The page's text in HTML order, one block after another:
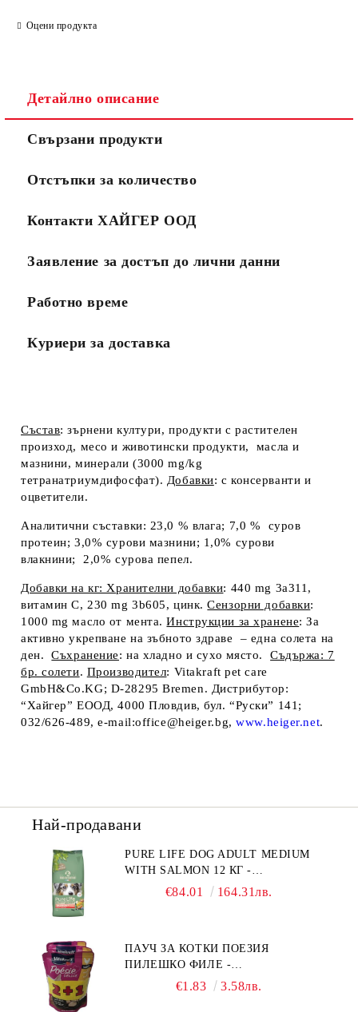
Оцени продукта
Детайлно описание
Свързани продукти
Отстъпки за количество
Контакти ХАЙГЕР ООД
Заявление за достъп до лични данни
Работно време
Куриери за доставка
Състав: зърнени култури, продукти с растителен
произход, месо и животински продукти, масла и
мазнини, минерали (3000 mg/kg
тетранатриумдифосфат). Добавки: с консерванти и
оцветители.
Аналитични съставки: 23,0 % влага; 7,0 % суров
протеин; 3,0% сурови мазнини; 1,0% сурови
влакнини; 2,0% сурова пепел.
Добавки на кг: Хранителни добавки: 440 mg 3a311,
витамин С, 230 mg 3b605, цинк.Сензорни добавки:
1000 mg масло от мента.Инструкции за хранене: За
активно укрепване на зъбното здраве – една солета на
ден.
Съхранение: на хладно и сухо място.
Съдържа: 7
бр. солети. Производител: Vitakraft pet care
GmbH&Co.KG; D-28295 Bremen. Дистрибутор:
“Хайгер” ЕООД, 4000 Пловдив, бул. “Руски” 141;
032/626-489, e-mail:office@heiger.bg,www.heiger.net.
Най-продавани
PURE LIFE DOG ADULT MEDIUM
WITH SALMON 12 КГ -
ПЪЛНОЦЕННА ХРАНА ЗА
БЕЗ ЗЪРНО, БЕЗ ГЛУТЕН.
ПРОИЗВЕДЕНА ВЪВ ФРАНЦИЯ.
€84.01 164.31лв.
ПАУЧ ЗА КОТКИ ПОЕЗИЯ
ПИЛЕШКО ФИЛЕ -
ПРОМОКОМПЛЕКТ 3 БР.
€1.83 3.58лв.